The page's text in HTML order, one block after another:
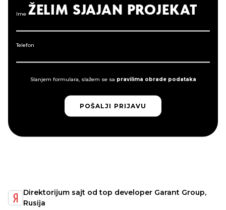
Ime
Telefon
Slanjem formulara, slažem se sa pravilima obrade podataka
POŠALJI PRIJAVU
POŠALJI PRIJAVU
ŽELIM SJAJAN PROJEKAT
Direktorijum sajt od top developer Garant Group,
Rusija